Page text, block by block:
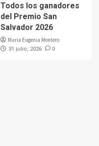
Todos los ganadores
del Premio San
Salvador 2026
Maria Eugenia Montero
31 julio, 2026 0